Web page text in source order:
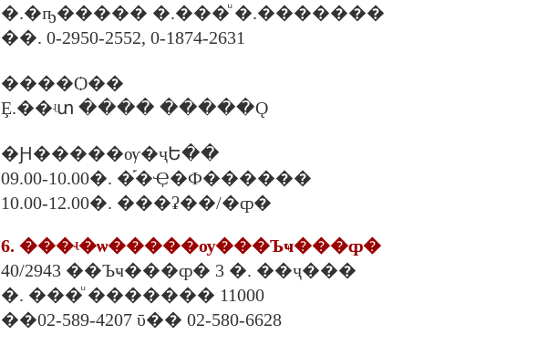
�.�ҧ����� �.���ͧ �.�������
��. 0-2950-2552, 0-1874-2631
����Ѻ��
Ȩ.��ʵտ ���� �����Ǫ
�Ԩ�����ѹ�ҷԵ��
09.00-10.00�. �֡�Ҿ�Ф������
10.00-12.00�. ���ʡ��/�ȹ�
6. ���ʵ�ѡ�����ѹ���Ъҹ���ȹ�
40/2943 ��Ъҹ���ȹ� 3 �. ��ҷ���
�. ���ͧ ������� 11000
��02-589-4207 ῡ�� 02-580-6628